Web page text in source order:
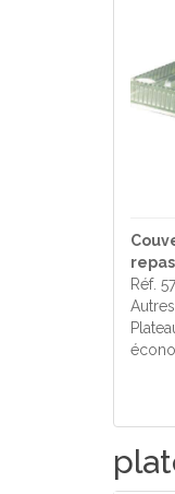
Réf.